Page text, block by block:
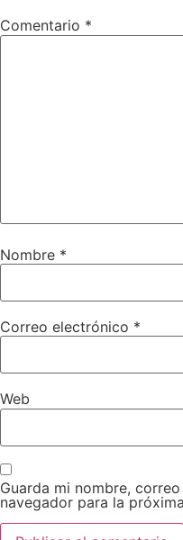
Comentario *
Nombre *
Correo electrónico *
Web
Guarda mi nombre,
navegador para la